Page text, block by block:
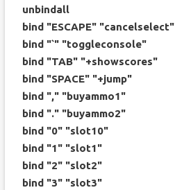
unbindall
bind "ESCAPE" "cancelselect"
bind "`" "toggleconsole"
bind "TAB" "+showscores"
bind "SPACE" "+jump"
bind "," "buyammo1"
bind "." "buyammo2"
bind "0" "slot10"
bind "1" "slot1"
bind "2" "slot2"
bind "3" "slot3"